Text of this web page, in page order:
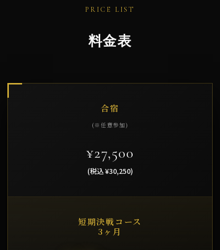
PRICE LIST
料金表
合宿
(※任意参加)
¥27,500
(税込 ¥30,250)
短期決戦コース
3ヶ月